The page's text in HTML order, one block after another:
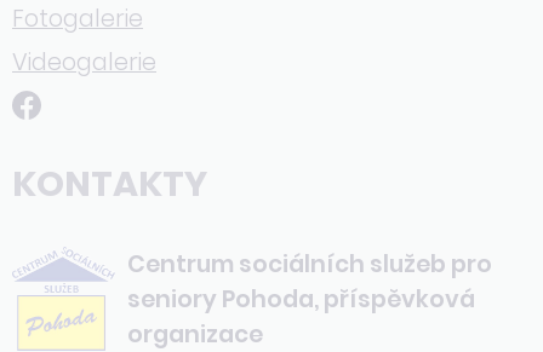
Fotogalerie
Videogalerie
KONTAKTY
Centrum sociálních služeb pro
seniory Pohoda, příspěvková
organizace